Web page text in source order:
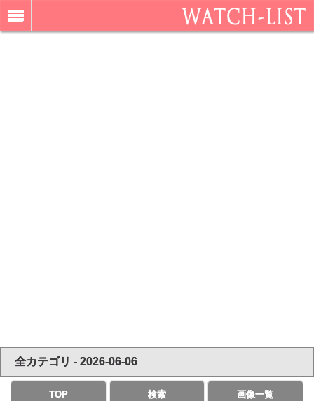
全カテゴリ - 2026-06-06
TOP 検索 画像一覧